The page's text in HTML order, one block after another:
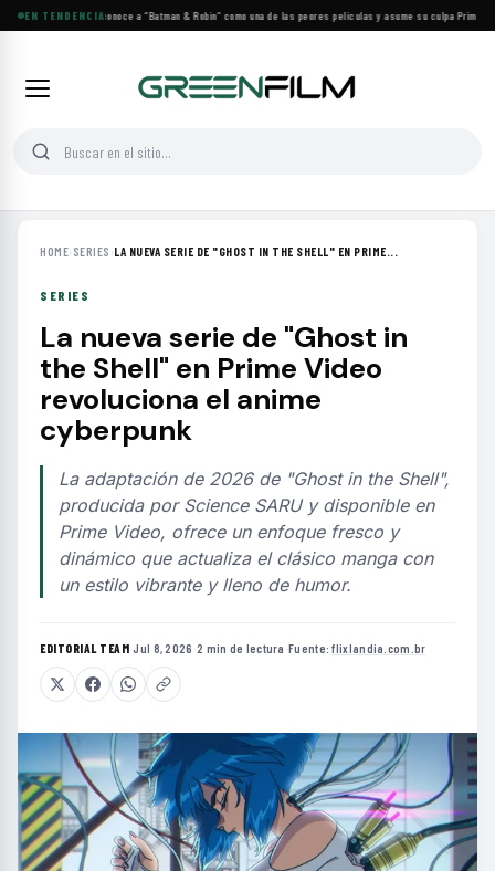
EN TENDENCIA
George Clooney reconoce a “Batman & Robin” como una de las peores películas y asume su culpa·Prime
HOME› SERIES ›LA NUEVA SERIE DE "GHOST IN THE SHELL" EN PRIME...
SERIES
La nueva serie de "Ghost in
the Shell" en Prime Video
revoluciona el anime
cyberpunk
La adaptación de 2026 de "Ghost in the Shell",
producida por Science SARU y disponible en
Prime Video, ofrece un enfoque fresco y
dinámico que actualiza el clásico manga con
un estilo vibrante y lleno de humor.
EDITORIAL TEAM·Jul 8, 2026 ·2 min de lectura ·Fuente:flixlandia.com.br